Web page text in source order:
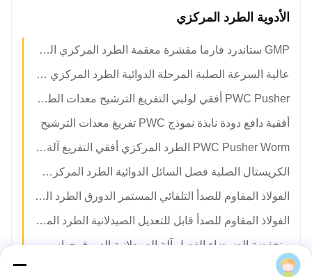
الأدوية الطرد المركزي
GMP ستاندرد فارما مقشرة معقمة الطرد المركزي الجدار من خلال النوع
عالية السرعة الصلبة المرحلة الدوائية الطرد المركزي للصناعة، أفقي واحدة المرحلة مروج المخدرات الطرد المركزي
PWC Pusher أفقي لولبي التفريغ الترشيح معدات الطرد المركزي الصيدلانية
أفقية دافع دودة نابذة نموذج PWC تفريغ معدات الترشيح
PWC Pusher Worm الطرد المركزي أفقي التفريغ آلة الترشيح الصيدلانية
الكريستال الصلبة فصل السائل الدوائية الطرد المركزي، PWC مروج المخدرات أجهزة الطرد المركزي لكبريتات النحاس
الفولاذ المقاوم للصدأ التلقائي المستمر الدورق الطرد المركزي الدوائية المستخدمة في المجال الدوائية
الفولاذ المقاوم للصدأ قابل للتعديل الصيدلانية الطرد المركزي PBL لآلة استخراج المواد الكيميائية